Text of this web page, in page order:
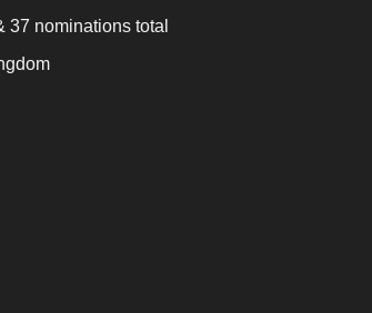
37 nominations total